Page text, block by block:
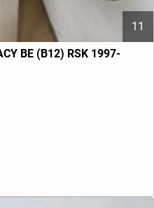
11
BE (B12) RSK 1997-